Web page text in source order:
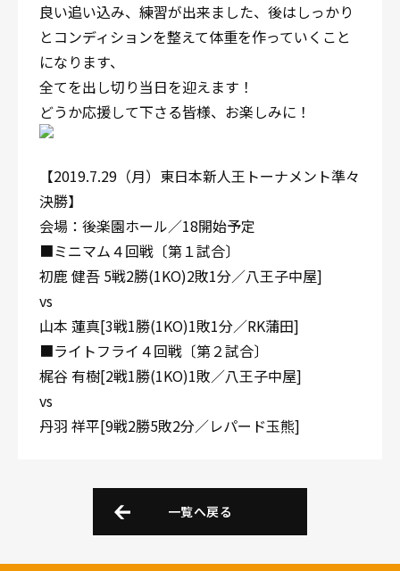
良い追い込み、練習が出来ました、後はしっかり
とコンディションを整えて体重を作っていくこと
になります、
全てを出し切り当日を迎えます！
どうか応援して下さる皆様、お楽しみに！
【2019.7.29（月）東日本新人王トーナメント準々
決勝】
会場：後楽園ホール／18開始予定
■ミニマム４回戦〔第１試合〕
初鹿 健吾 5戦2勝(1KO)2敗1分／八王子中屋]
vs
山本 蓮真[3戦1勝(1KO)1敗1分／RK蒲田]
■ライトフライ４回戦〔第２試合〕
梶谷 有樹[2戦1勝(1KO)1敗／八王子中屋]
vs
丹羽 祥平[9戦2勝5敗2分／レパード玉熊]
一覧へ戻る